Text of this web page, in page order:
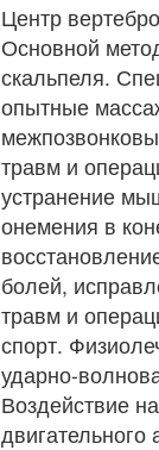
Центр
Основной
скальпеля.
опытные
травм и
устранение
онемения в
болей,
травм и
спорт.
ударно-
Воздействие